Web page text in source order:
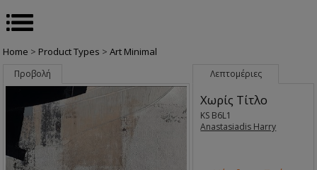
Home > Product Types >Art Minimal
Προβολή Λεπτομέριες
Χωρίς Τίτλο
KS B6L1
Anastasiadis Harry